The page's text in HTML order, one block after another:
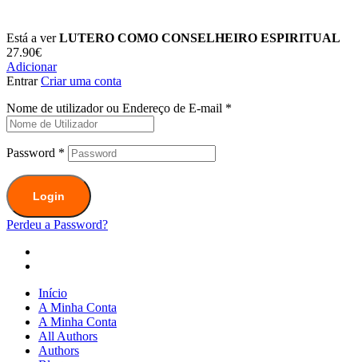
Está a verLUTERO COMO CONSELHEIRO ESPIRITUAL
27.90€
Adicionar
Entrar Criar uma conta
Nome de utilizador ou Endereço de E-mail *
Password *
Login
Perdeu a Password?
Início
A Minha Conta
A Minha Conta
All Authors
Authors